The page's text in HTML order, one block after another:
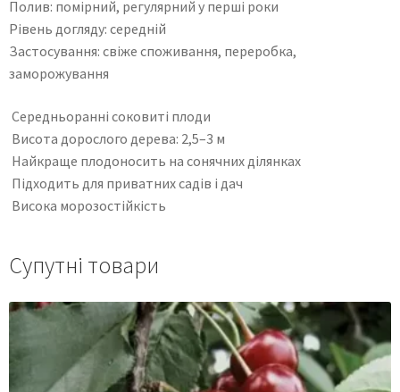
Полив: помірний, регулярний у перші роки
Рівень догляду: середній
Застосування: свіже споживання, переробка,
заморожування
Середньоранні соковиті плоди
Висота дорослого дерева: 2,5–3 м
Найкраще плодоносить на сонячних ділянках
Підходить для приватних садів і дач
Висока морозостійкість
Супутні товари